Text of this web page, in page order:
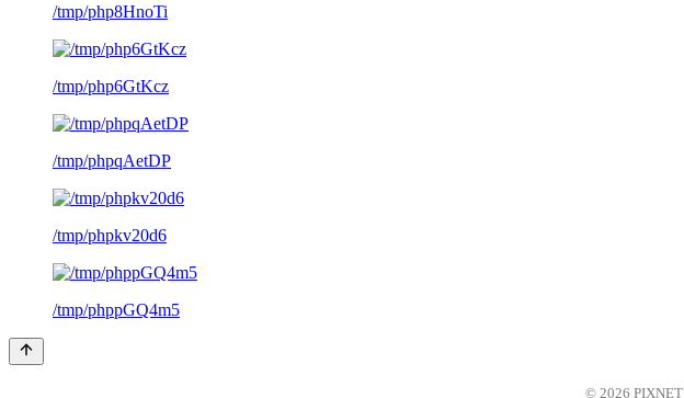
/tmp/php8HnoTi
/tmp/php6GtKcz
/tmp/phpqAetDP
/tmp/phpkv20d6
/tmp/phppGQ4m5
© 2026 PIXNET